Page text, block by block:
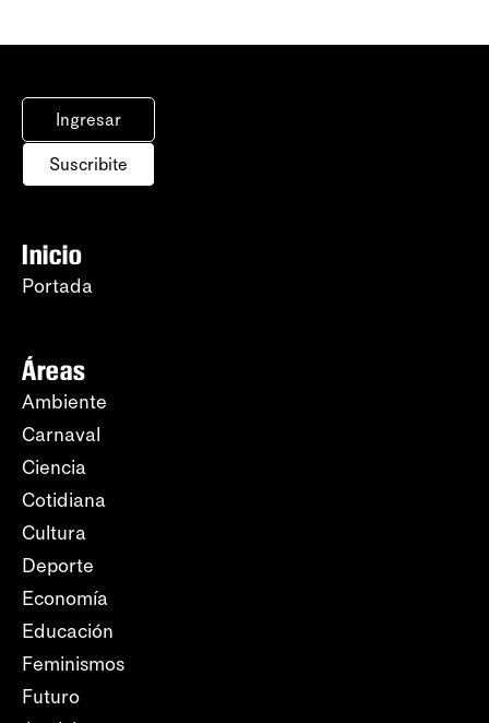
Ingresar
Suscribite
Inicio
Portada
Áreas
Ambiente
Carnaval
Ciencia
Cotidiana
Cultura
Deporte
Economía
Educación
Feminismos
Futuro